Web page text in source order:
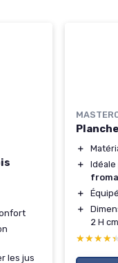
les jus
＋
＋
＋
＋
2 H cm
★★★★★
★★★★★